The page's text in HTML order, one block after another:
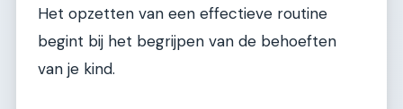
Het opzetten van een effectieve routine
begint bij het begrijpen van de behoeften
van je kind.